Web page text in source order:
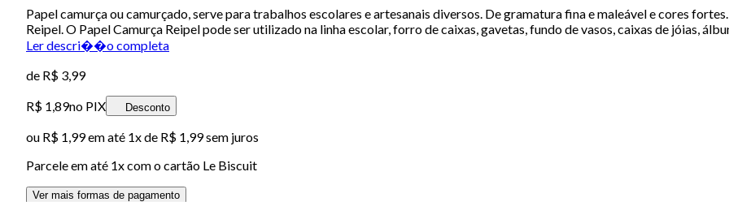
Papel camurça ou camurçado, serve para trabalhos escolares e artesanais diversos. De gramatura fina e maleável e cores
Reipel. O Papel Camurça Reipel pode ser utilizado na linha escolar, forro de caixas, gavetas, fundo de vasos, caixas de jóias,
Ler descri��o completa
de R$ 3,99
R$ 1,89no PIX Desconto
ou R$ 1,99em até 1x de R$ 1,99sem juros
Parcele em até 1x com o cartão Le Biscuit
Ver mais formas de pagamento